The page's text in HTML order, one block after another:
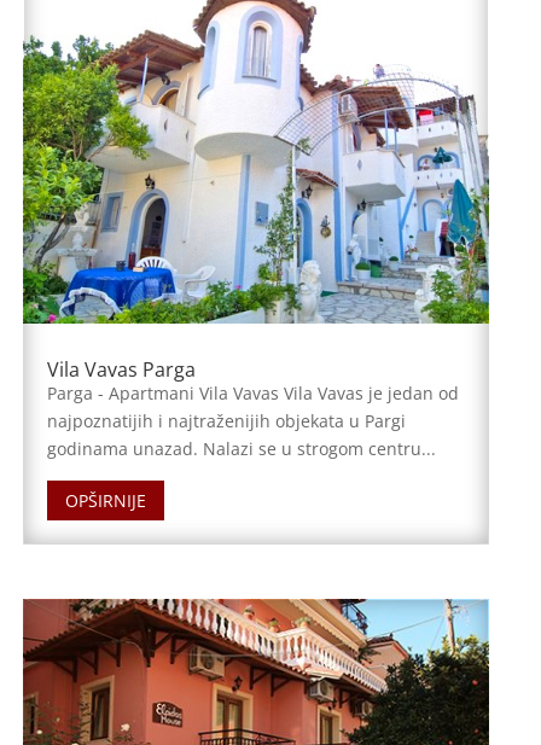
Vila Vavas Parga
Parga - Apartmani Vila Vavas Vila Vavas je jedan od
najpoznatijih i najtraženijih objekata u Pargi
godinama unazad. Nalazi se u strogom centru...
OPŠIRNIJE